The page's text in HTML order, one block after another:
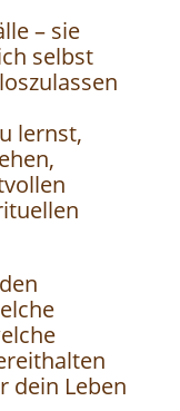
– sie
selbst
lernst,
dein Leben